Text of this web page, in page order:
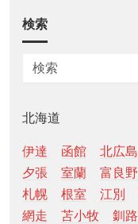
検索
北海道
伊達 函館 北広島
夕張
室蘭 富良野
札幌
根室 江別
網走
苫小牧 釧路